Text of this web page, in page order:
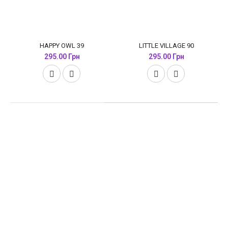
HAPPY OWL 39
295.00 Грн
LITTLE VILLAGE 90
295.00 Грн